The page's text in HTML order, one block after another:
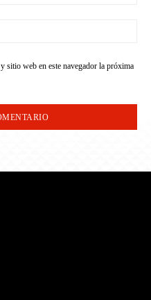
sitio web en este navegador la próxima